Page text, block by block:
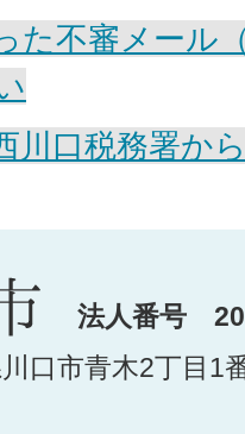
た不審メール
川口税務署か
法人番号
口市青木2丁目1